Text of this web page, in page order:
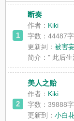
1
断奏
作者： Kiki
字数：44487字
更新到：被害
简介：" 此后
2
美人之贻
作者： Kiki
字数：39888字
更新到：小白